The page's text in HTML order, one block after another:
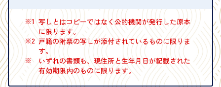
※1 写しとはコピーではなく公的機関が発行した原本
に限ります。
※2 戸籍の附票の写しが添付されているものに限りま
す。
※
いずれの書類も、現住所と生年月日が記載された
有効期限内のものに限ります。